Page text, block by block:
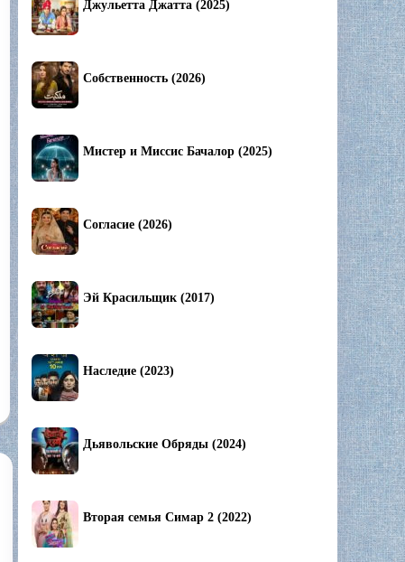
Джульетта Джатта (2025)
Собственность (2026)
Мистер и Миссис Бачалор (2025)
Согласие (2026)
Эй Красильщик (2017)
Наследие (2023)
Дьявольские Обряды (2024)
Вторая семья Симар 2 (2022)